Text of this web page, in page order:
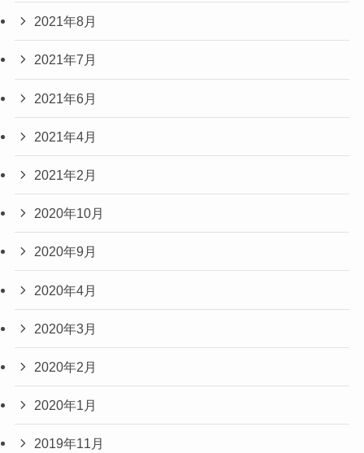
2021年8月
2021年7月
2021年6月
2021年4月
2021年2月
2020年10月
2020年9月
2020年4月
2020年3月
2020年2月
2020年1月
2019年11月